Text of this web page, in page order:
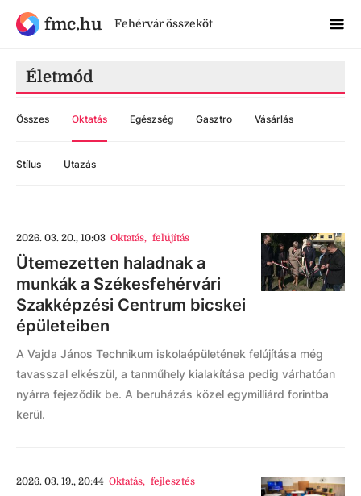
fmc.hu Fehérvár összeköt
Életmód
Összes Oktatás Egészség Gasztro Vásárlás
Stílus Utazás
2026. 03. 20., 10:03 Oktatás, felújítás
Ütemezetten haladnak a
munkák a Székesfehérvári
Szakképzési Centrum bicskei
épületeiben
A Vajda János Technikum iskolaépületének felújítása még
tavasszal elkészül, a tanműhely kialakítása pedig várhatóan
nyárra fejeződik be. A beruházás közel egymilliárd forintba
kerül.
2026. 03. 19., 20:44 Oktatás, fejlesztés